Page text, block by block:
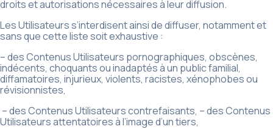
droits et autorisations nécessaires à leur diffusion.
Les Utilisateurs s’interdisent ainsi de diffuser, notamment et
sans que cette liste soit exhaustive :
– des Contenus Utilisateurs pornographiques, obscènes,
indécents, choquants ou inadaptés à un public familial,
diffamatoires, injurieux, violents, racistes, xénophobes ou
révisionnistes,
– des Contenus Utilisateurs contrefaisants, – des Contenus
Utilisateurs attentatoires à l’image d’un tiers,